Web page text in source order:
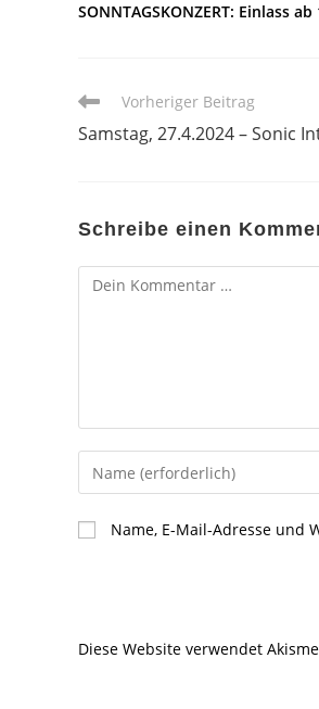
SONNTAGSKONZERT: Einlass
Weitere
ansehen
Vorheriger Beitrag
Samstag, 27.4.2024 – Sonic
Schreibe einen
Kommentar
Gib
deinen
Namen
oder
ein
Name, E-Mail-Adresse und
Diese Website verwendet